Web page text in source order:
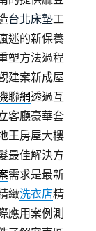
台北床墊工
迷的新保養
塑方法過程
建案新成屋
聯網透過互
客廳豪華套
王房屋大樓
最佳解決方
需求是最新
緻洗衣店精
應用案例測